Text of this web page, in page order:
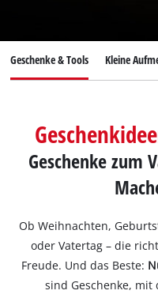
Geschenke & Tools Kleine
Geschenke zum
Ob Weihnachten,
oder Vatertag – die
Freude. Und das Beste:
sind Geschenke,